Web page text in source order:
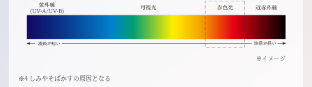
※イメージ
※4 しみやそばかすの原因となる